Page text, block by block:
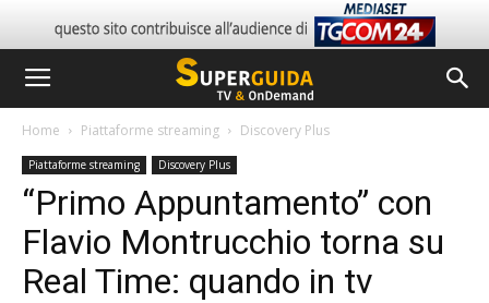
Home Piattaforme streaming Discovery Plus
Piattaforme streaming Discovery Plus
“Primo Appuntamento” con
Flavio Montrucchio torna su
Real Time: quando in tv